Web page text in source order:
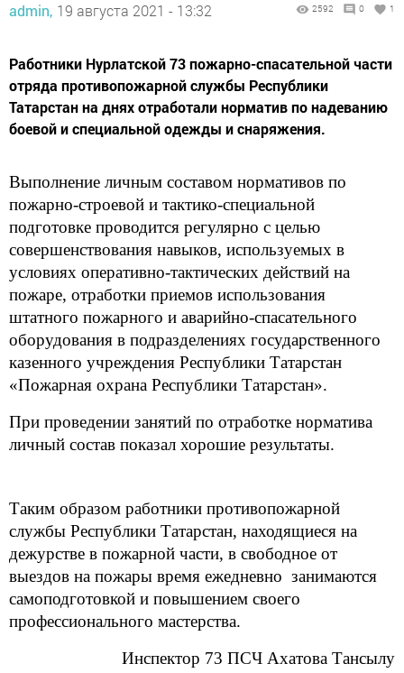
admin, 19 августа 2021 - 13:32 2592 0 1
​​​​​​​Работники Нурлатской 73 пожарно-спасательной части
отряда противопожарной службы Республики
Татарстан на днях отработали норматив по надеванию
боевой и специальной одежды и снаряжения.
Выполнение личным составом нормативов по
пожарно-строевой и тактико-специальной
подготовке проводится регулярно с целью
совершенствования навыков, используемых в
условиях оперативно-тактических действий на
пожаре, отработки приемов использования
штатного пожарного и аварийно-спасательного
оборудования в подразделениях государственного
казенного учреждения Республики Татарстан
«Пожарная охрана Республики Татарстан».
При проведении занятий по отработке норматива
личный состав показал хорошие результаты.
Таким образом работники противопожарной
службы Республики Татарстан, находящиеся на
дежурстве в пожарной части, в свободное от
выездов на пожары время ежедневно занимаются
самоподготовкой и повышением своего
профессионального мастерства.
Инспектор 73 ПСЧ Ахатова Тансылу